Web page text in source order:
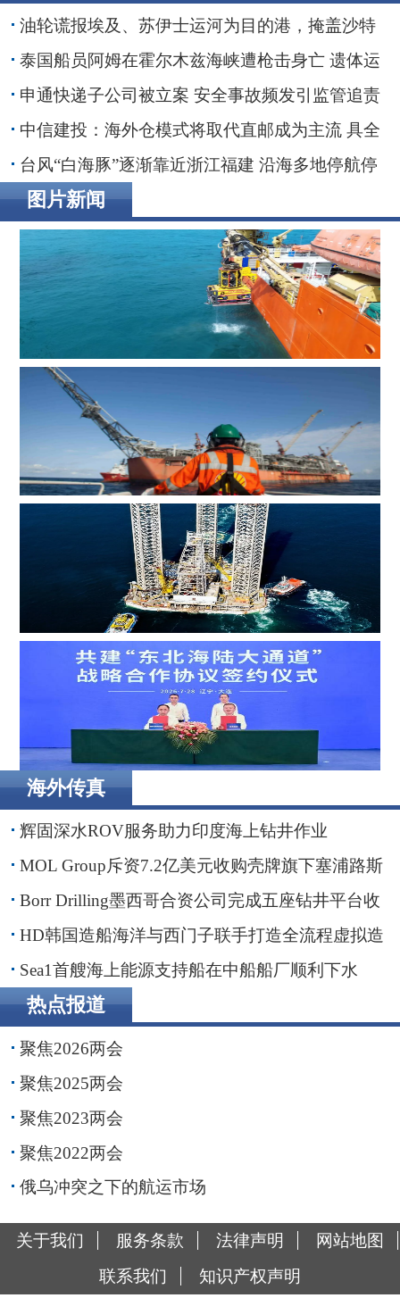
油轮谎报埃及、苏伊士运河为目的港，掩盖沙特
红海装货行动
泰国船员阿姆在霍尔木兹海峡遭枪击身亡 遗体运
抵家乡
申通快递子公司被立案 安全事故频发引监管追责
30亿融资搁浅数智化转型承压
中信建投：海外仓模式将取代直邮成为主流 具全
链条能力端到端整合者将最终胜出
台风“白海豚”逐渐靠近浙江福建 沿海多地停航停
工应对防范
图片新闻
辉固深水ROV服务助力印度海上钻井作业
MOL Group斥资7.2亿美元收购壳牌旗下塞浦路斯子公司
Borr Drilling墨西哥合资公司完成五座钻井平台收购，交易
额2.87亿美元
辽港集团携手国铁沈阳局，落地多项重点合作项目
海外传真
辉固深水ROV服务助力印度海上钻井作业
MOL Group斥资7.2亿美元收购壳牌旗下塞浦路斯
子公司
Borr Drilling墨西哥合资公司完成五座钻井平台收
购，交易额2.87亿美元
HD韩国造船海洋与西门子联手打造全流程虚拟造
船平台
Sea1首艘海上能源支持船在中船船厂顺利下水
热点报道
聚焦2026两会
聚焦2025两会
聚焦2023两会
聚焦2022两会
俄乌冲突之下的航运市场
关于我们 服务条款 法律声明
网站地图
联系我们
知识产权声明